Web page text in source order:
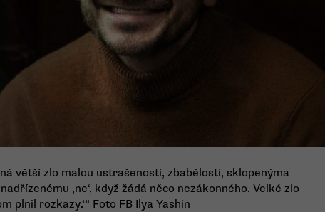
větší zlo malou ustrašeností, zbabělostí, sklopenýma
‚ne‘, když žádá něco nezákonného. Velké zlo
plnil rozkazy.‘“ Foto FB Ilya Yashin